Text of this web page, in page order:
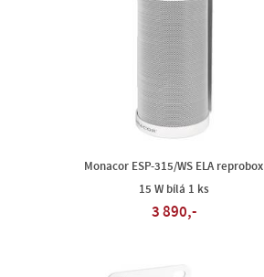
Monacor ESP-315/WS ELA reprobox
15 W bílá 1 ks
3 890,-